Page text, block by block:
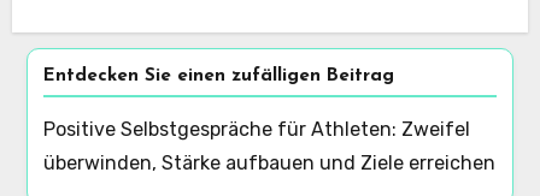
Entdecken Sie einen zufälligen Beitrag
Positive Selbstgespräche für Athleten: Zweifel
überwinden, Stärke aufbauen und Ziele erreichen